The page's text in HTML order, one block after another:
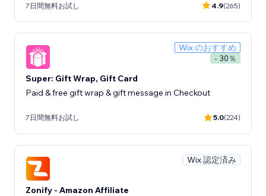
7日間無料お試し 4.9(265)
Wix のおすすめ
- 30％
Super: Gift Wrap, Gift Card
Paid & free gift wrap & gift message in Checkout
7日間無料お試し 5.0(224)
Wix 認定済み
Zonify - Amazon Affiliate